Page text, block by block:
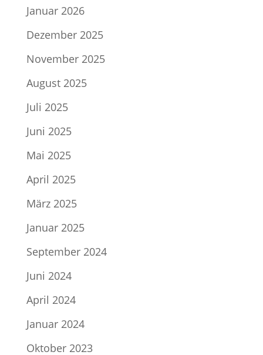
Januar 2026
Dezember 2025
November 2025
August 2025
Juli 2025
Juni 2025
Mai 2025
April 2025
März 2025
Januar 2025
September 2024
Juni 2024
April 2024
Januar 2024
Oktober 2023